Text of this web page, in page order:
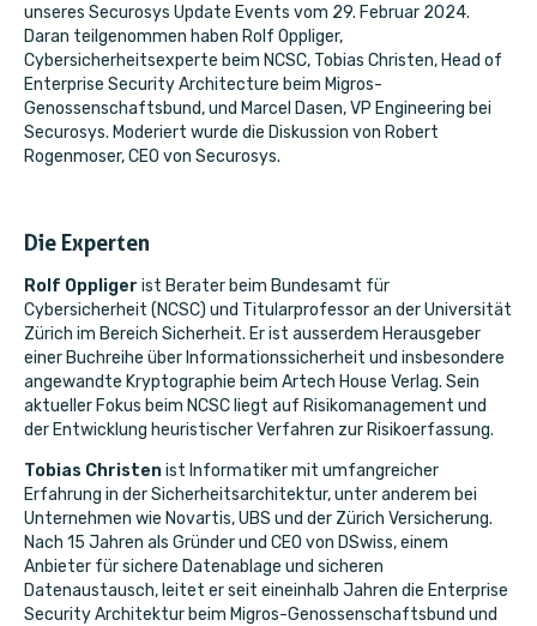
unseres Securosys Update Events vom 29. Februar 2024.
Daran teilgenommen haben Rolf Oppliger,
Cybersicherheitsexperte beim NCSC, Tobias Christen, Head of
Enterprise Security Architecture beim Migros-
Genossenschaftsbund, und Marcel Dasen, VP Engineering bei
Securosys. Moderiert wurde die Diskussion von Robert
Rogenmoser, CEO von Securosys.
Die Experten
Rolf Oppliger ist Berater beim Bundesamt für
Cybersicherheit (NCSC) und Titularprofessor an der Universität
Zürich im Bereich Sicherheit. Er ist ausserdem Herausgeber
einer Buchreihe über Informationssicherheit und insbesondere
angewandte Kryptographie beim Artech House Verlag. Sein
aktueller Fokus beim NCSC liegt auf Risikomanagement und
der Entwicklung heuristischer Verfahren zur Risikoerfassung.
Tobias Christenist Informatiker mit umfangreicher
Erfahrung in der Sicherheitsarchitektur, unter anderem bei
Unternehmen wie Novartis, UBS und der Zürich Versicherung.
Nach 15 Jahren als Gründer und CEO von DSwiss, einem
Anbieter für sichere Datenablage und sicheren
Datenaustausch, leitet er seit eineinhalb Jahren die Enterprise
Security Architektur beim Migros-Genossenschaftsbund und